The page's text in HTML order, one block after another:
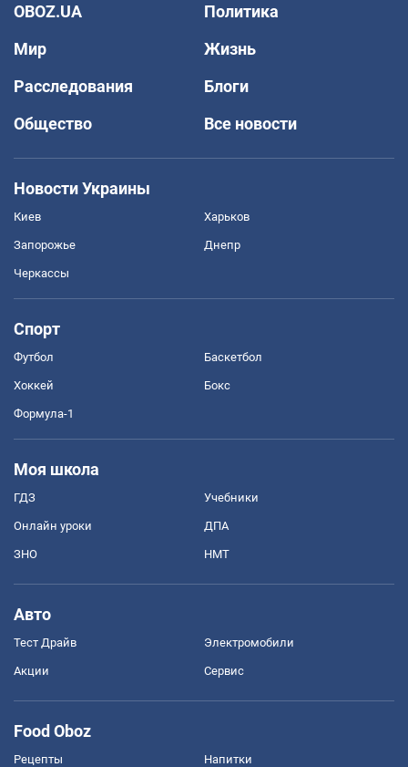
OBOZ.UA
Политика
Мир
Жизнь
Расследования
Блоги
Общество
Все новости
Новости Украины
Киев Харьков
Запорожье Днепр
Черкассы
Спорт
Футбол Баскетбол
Хоккей Бокс
Формула-1
Моя школа
ГДЗ Учебники
Онлайн уроки ДПА
ЗНО НМТ
Авто
Тест Драйв Электромобили
Акции Сервис
Food Oboz
Рецепты Напитки